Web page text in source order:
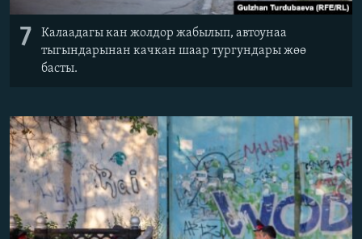
7
Калаадагы кан жолдор жабылып, автоунаа
тыгындарынан качкан шаар тургундары жөө
басты.